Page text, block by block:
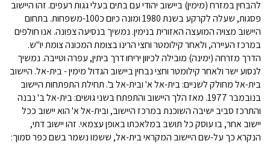
להבחין במזרח (מימין) ביישוב יהודי עם בתים בעלי גגות רעפים. זהו היישוב
פסגות, שעלה לקרקע בשנת 1980 ומונה כיום כ100-משפחות. בתחום
היישוב מצויה המועצה האזורית בנימין. נמשיך בנסיעה צפונה. אנו חולפים
במרכז העיירה, ולאחר קילומטר וחצי הרינו בצומת המכונה צומת יו"ש.
הדרך מזרחה (ימינה) מובילה לכיוון יריחו דרך ביתין, עפרה וטייבה. נמשיך
לנסוע ישר ולאחר קילומטר וחצי נבחין ביישוב הגדול מימין - בית-אל. היישוב
בית-אל מחולק לשניים: בית-אל א' ובית-אל ב'. תחילת התפתחות היישוב
בנובמבר 1977. מאז הלך היישוב והתפתח בשני גושים: בית-אל ב' נבנה
והתרכז סביב ישיבה השוכנת במרכז היישוב, ובית-אל א' הוא יישוב ככל
יישוב אחר, בו עוסק כל תושב במלאכתו באופן עצמאי. זהו יישוב דתי,
הנקרא כך על-שם היישוב המקראי בית-אל, ששמו נשמר בשם כפר סמוך: